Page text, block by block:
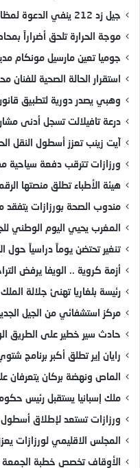
جيل زد 212 ينفي الدعوة لمظاهرات ويحذر من منشورات مفبركة
موجة الحرارة تلحق أضراراً
جوميا تعين مارسيل مونكام
استقرار الحالة الصحية
وهبي يصدر دورية لتطبيق
درعة تافيلالت تسجل أدنى
آيت زينب تعزز أسطول النقل
ورزازات تترقب دفعة سياحية
هيئة الأطباء تطلق منصتها
مندوب الصحة بورزازات
المغرب يحيي اليوم الوطني
تنغير تحتضن يوماً دراسياً حول
أزمة كروية .. الويفا يرفض
رئيسة بلغاريا تهنئ جلالة
مركز استشفائي من الجيل
حادث سير خطير على الطريق الوطنية 10
رايان إير تطلق أكبر برنامج شتوي
الماص ونهضة بركان يتعرفان
ملك إسبانيا يستقبل رئيس
ورزازات تستعد لإطلاق
المجلس الاقليمي لورزازات
الأوقاف تخصص خطبة الجمعة